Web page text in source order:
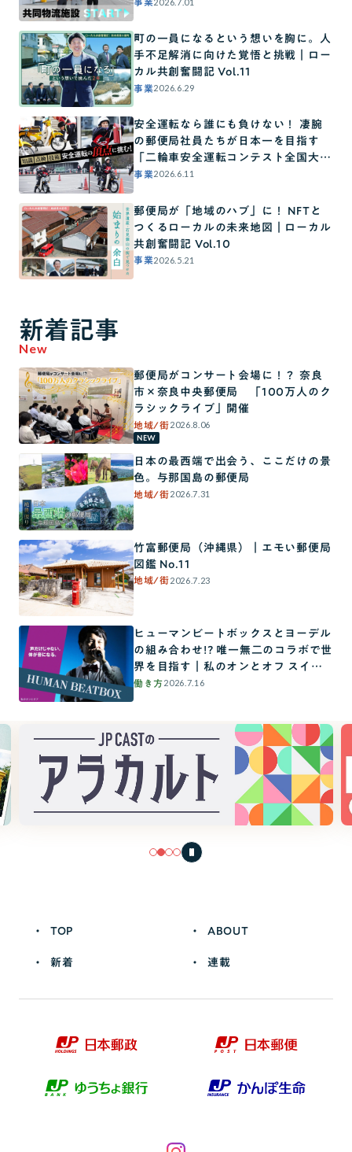
町の一員になるという想いを胸に。人
手不足解消に向けた覚悟と挑戦｜ロー
カル共創奮闘記 Vol.11
事業2026.6.29
安全運転なら誰にも負けない！ 凄腕
の郵便局社員たちが日本一を目指す
「二輪車安全運転コンテスト全国大
会」に密着！
事業2026.6.11
郵便局が「地域のハブ」に！ NFTと
つくるローカルの未来地図｜ローカル
共創奮闘記 Vol.10
事業2026.5.21
新着記事
New
郵便局がコンサート会場に！？ 奈良
市×奈良中央郵便局 「100万人のク
ラシックライブ」開催
地域/街2026.8.06
NEW
日本の最西端で出会う、ここだけの景
色。与那国島の郵便局
地域/街2026.7.31
竹富郵便局（沖縄県）｜エモい郵便局
図鑑 No.11
地域/街2026.7.23
ヒューマンビートボックスとヨーデル
の組み合わせ!? 唯一無二のコラボで世
界を目指す｜私のオンとオフ スイッ
チインタビュー
働き方2026.7.16
TOP ABOUT
新着 連載